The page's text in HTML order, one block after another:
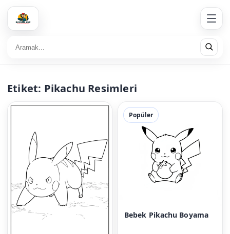
Etiket: Pikachu Resimleri
Popüler
Bebek Pikachu Boyama